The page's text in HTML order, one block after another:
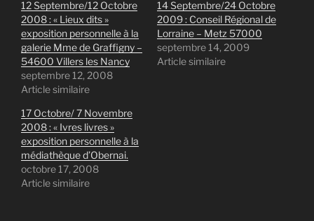
12 Septembre/12 Octobre
2008 : « Lieux dits »
exposition personnelle à la
galerie Mme de Graffigny –
54600 Villers les Nancy
septembre 12, 2008
Article similaire
14 Septembre/24 Octobre
2009 : Conseil Régional de
Lorraine – Metz 57000
septembre 14, 2009
Article similaire
17 Octobre/ 7 Novembre
2008 : « Ivres livres »
exposition personnelle à la
médiathèque d’Obernai.
octobre 17, 2008
Article similaire